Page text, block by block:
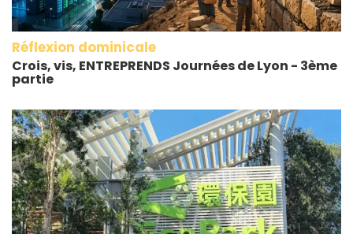
Réflexion dominicale
Crois, vis, ENTREPRENDS Journées de Lyon - 3ème
partie